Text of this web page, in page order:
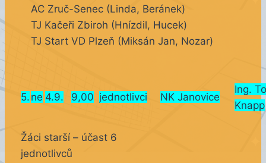
AC Zruč-Senec (Linda, Beránek)
TJ Kačeři Zbiroh (Hnízdil, Hucek)
TJ Start VD Plzeň (Miksán Jan, Nozar)
5. ne 4.9. 9,00 jednotlivci NK Janovice
Ing.
Knapp
Žáci starší – účast 6
jednotlivců